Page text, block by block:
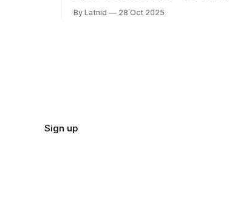
By Latnid 28 Oct 2025
Sign up